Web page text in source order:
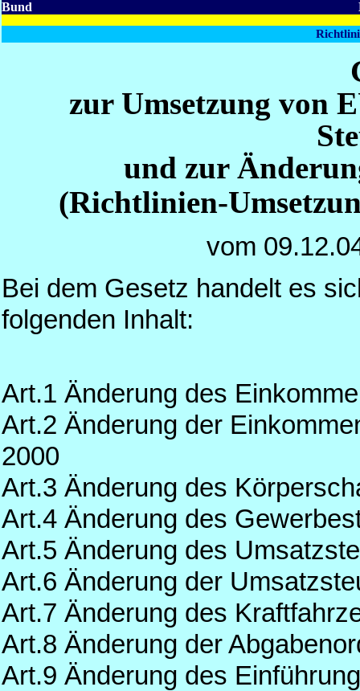
Bund
zur Umsetzung von
und zur
(Richtlinien-
vom
Bei dem Gesetz handelt es
folgenden Inhalt:
Art.1 Änderung des
Art.2 Änderung der
2000
Art.3 Änderung des
Art.4 Änderung des
Art.5 Änderung des
Art.6 Änderung der
Art.7 Änderung des
Art.8 Änderung der
Art.9 Änderung des